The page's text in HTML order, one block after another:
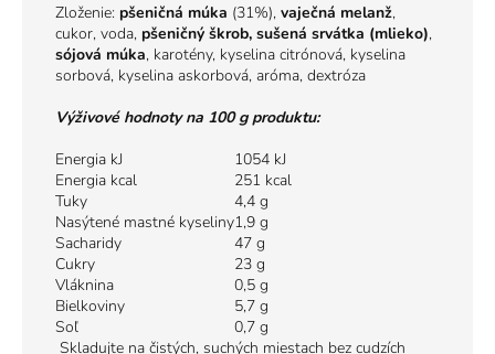
Zloženie: pšeničná múka (31%), vaječná melanž,
cukor, voda, pšeničný škrob, sušená srvátka (mlieko),
sójová múka, karotény, kyselina citrónová, kyselina
sorbová, kyselina askorbová, aróma, dextróza
Výživové hodnoty na 100 g produktu:
Energia kJ
1054 kJ
Energia kcal
251 kcal
Tuky
4,4 g
Nasýtené mastné kyseliny1,9 g
Sacharidy
47 g
Cukry
23 g
Vláknina
0,5 g
Bielkoviny
5,7 g
Soľ
0,7 g
Skladujte na čistých, suchých miestach bez cudzích